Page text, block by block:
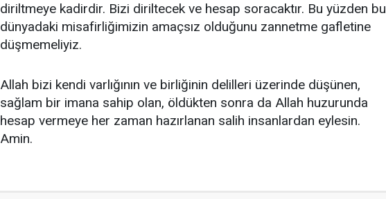
diriltmeye kadirdir. Bizi diriltecek ve hesap soracaktır. Bu yüzden bu
dünyadaki misafirliğimizin amaçsız olduğunu zannetme gafletine
düşmemeliyiz.
Allah bizi kendi varlığının ve birliğinin delilleri üzerinde düşünen,
sağlam bir imana sahip olan, öldükten sonra da Allah huzurunda
hesap vermeye her zaman hazırlanan salih insanlardan eylesin.
Amin.